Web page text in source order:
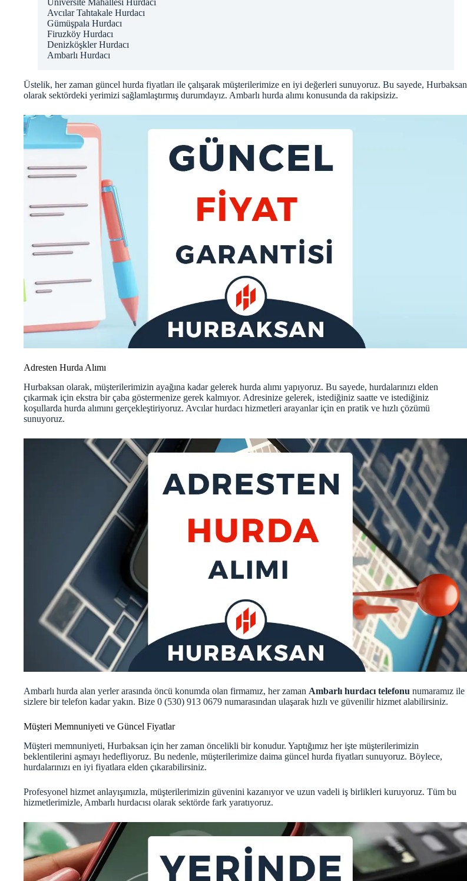
Üniversite Mahallesi Hurdacı
Avcılar Tahtakale Hurdacı
Gümüşpala Hurdacı
Firuzköy Hurdacı
Denizköşkler Hurdacı
Ambarlı Hurdacı
Üstelik, her zaman güncel hurda fiyatları ile çalışarak müşterilerimize en iyi değerleri sunuyoruz. Bu sayede, Hurbaksan
olarak sektördeki yerimizi sağlamlaştırmış durumdayız. Ambarlı hurda alımı konusunda da rakipsiziz.
Adresten Hurda Alımı
Hurbaksan olarak, müşterilerimizin ayağına kadar gelerek hurda alımı yapıyoruz. Bu sayede, hurdalarınızı elden
çıkarmak için ekstra bir çaba göstermenize gerek kalmıyor. Adresinize gelerek, istediğiniz saatte ve istediğiniz
koşullarda hurda alımını gerçekleştiriyoruz. Avcılar hurdacı hizmetleri arayanlar için en pratik ve hızlı çözümü
sunuyoruz.
Ambarlı hurda alan yerler arasında öncü konumda olan firmamız, her zaman Ambarlı hurdacı telefonu numaramız ile
sizlere bir telefon kadar yakın. Bize 0 (530) 913 0679 numarasından ulaşarak hızlı ve güvenilir hizmet alabilirsiniz.
Müşteri Memnuniyeti ve Güncel Fiyatlar
Müşteri memnuniyeti, Hurbaksan için her zaman öncelikli bir konudur. Yaptığımız her işte müşterilerimizin
beklentilerini aşmayı hedefliyoruz. Bu nedenle, müşterilerimize daima güncel hurda fiyatları sunuyoruz. Böylece,
hurdalarınızı en iyi fiyatlara elden çıkarabilirsiniz.
Profesyonel hizmet anlayışımızla, müşterilerimizin güvenini kazanıyor ve uzun vadeli iş birlikleri kuruyoruz. Tüm bu
hizmetlerimizle, Ambarlı hurdacısı olarak sektörde fark yaratıyoruz.